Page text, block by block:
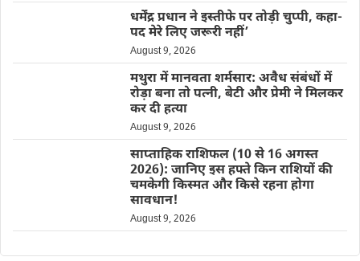
धर्मेंद्र प्रधान ने इस्तीफे पर तोड़ी चुप्पी, कहा-
पद मेरे लिए जरूरी नहीं’
August 9, 2026
मथुरा में मानवता शर्मसार: अवैध संबंधों में
रोड़ा बना तो पत्नी, बेटी और प्रेमी ने मिलकर
कर दी हत्या
August 9, 2026
साप्ताहिक राशिफल (10 से 16 अगस्त
2026): जानिए इस हफ्ते किन राशियों की
चमकेगी किस्मत और किसे रहना होगा
सावधान!
August 9, 2026